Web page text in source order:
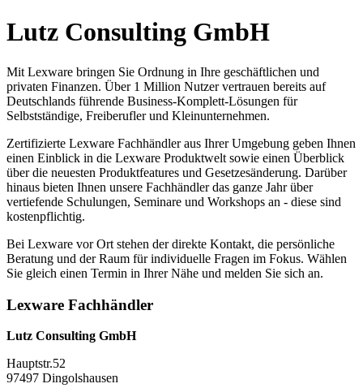
Lutz Consulting GmbH
Mit Lexware bringen Sie Ordnung in Ihre geschäftlichen und
privaten Finanzen. Über 1 Million Nutzer vertrauen bereits auf
Deutschlands führende Business-Komplett-Lösungen für
Selbstständige, Freiberufler und Kleinunternehmen.
Zertifizierte Lexware Fachhändler aus Ihrer Umgebung geben Ihnen
einen Einblick in die Lexware Produktwelt sowie einen Überblick
über die neuesten Produktfeatures und Gesetzesänderung. Darüber
hinaus bieten Ihnen unsere Fachhändler das ganze Jahr über
vertiefende Schulungen, Seminare und Workshops an - diese sind
kostenpflichtig.
Bei Lexware vor Ort stehen der direkte Kontakt, die persönliche
Beratung und der Raum für individuelle Fragen im Fokus. Wählen
Sie gleich einen Termin in Ihrer Nähe und melden Sie sich an.
Lexware Fachhändler
Lutz Consulting GmbH
Hauptstr.52
97497 Dingolshausen